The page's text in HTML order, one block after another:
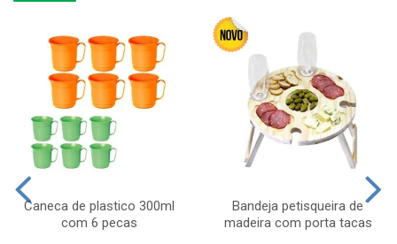
Caneca de plastico 300ml
com 6 pecas
Bandeja petisqueira de
madeira com porta tacas